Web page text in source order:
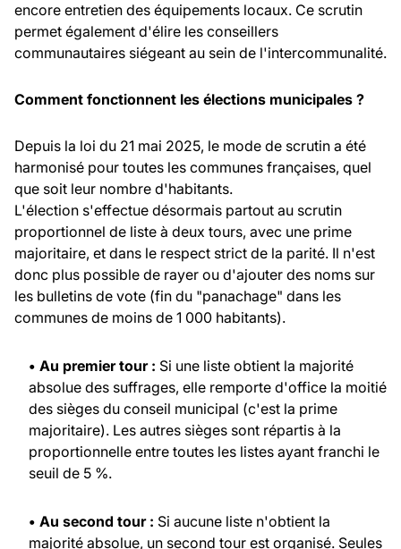
encore entretien des équipements locaux. Ce scrutin
permet également d'élire les conseillers
communautaires siégeant au sein de l'intercommunalité.
Comment fonctionnent les élections municipales ?
Depuis la loi du 21 mai 2025, le mode de scrutin a été
harmonisé pour toutes les communes françaises, quel
que soit leur nombre d'habitants.
L'élection s'effectue désormais partout au scrutin
proportionnel de liste à deux tours, avec une prime
majoritaire, et dans le respect strict de la parité. Il n'est
donc plus possible de rayer ou d'ajouter des noms sur
les bulletins de vote (fin du "panachage" dans les
communes de moins de 1 000 habitants).
• Au premier tour : Si une liste obtient la majorité
absolue des suffrages, elle remporte d'office la moitié
des sièges du conseil municipal (c'est la prime
majoritaire). Les autres sièges sont répartis à la
proportionnelle entre toutes les listes ayant franchi le
seuil de 5 %.
• Au second tour : Si aucune liste n'obtient la
majorité absolue, un second tour est organisé. Seules